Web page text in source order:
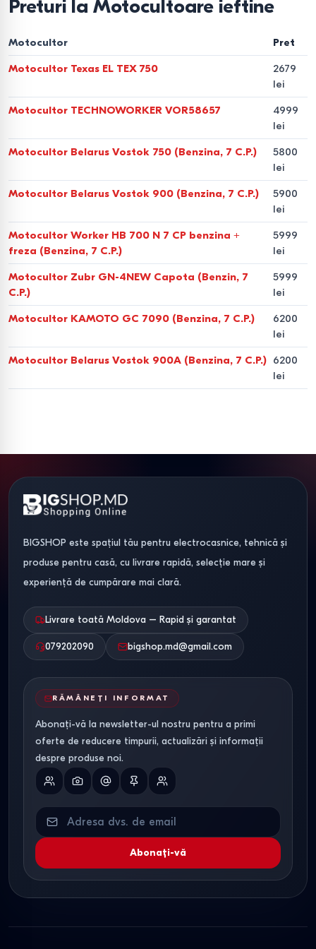
trepte de viteză, capabil să lucreze cu echipamente
încărcături.
Alegerea motoblocului în funcție
de suprafața terenului
compact și simplu de manevrat.
soluția optimă pentru lucrări regulate.
funcționare stabilă pe sol greu.
Tipuri de motoblocuri în
funcție de motor
Motocultoare pe benzină
Motoblocurile pe benzină sunt potrivite pentru
Motocultoare diesel
Motoblocurile diesel sunt alese pentru utilizare intensivă.
Datorită cuplului ridicat și greutății mai mari, acestea
mențin adâncimea de lucru și sunt potrivite pentru soluri
grele și terenuri virgine.
Comparație între utilaje după
parametrii principali
Parametru
Motocultor
pe benzină
Motocultor
diesel
Cultivator
electric
Putere
mediu
Greu, sol
Ușor
Suprafața
până la 20
20 ari și
Greutate
Mediu —
Mare —
stabilizează
Minimă
atașabile
extinsă
Preturi la Motocultoare ieftine
Motocultor Pret
Motocultor Texas EL TEX 750
2679
lei
Motocultor TECHNOWORKER VOR58657
4999
lei
Motocultor Belarus Vostok 750 (Benzina, 7 C.P.)
5800
lei
Motocultor Belarus Vostok 900 (Benzina, 7 C.P.)
5900
lei
Motocultor Worker HB 700 N 7 CP benzina +
freza (Benzina, 7 C.P.)
5999
lei
Motocultor Zubr GN-4NEW Capota (Benzin, 7
C.P.)
5999
lei
Motocultor KAMOTO GC 7090 (Benzina, 7 C.P.)
6200
lei
Motocultor Belarus Vostok 900A (Benzina, 7 C.P.) 6200
lei
BIGSHOP este spațiul tău pentru electrocasnice, tehnică și
produse pentru casă, cu livrare rapidă, selecție mare și
experiență de cumpărare mai clară.
Livrare toată Moldova – Rapid și garantat
079202090 bigshop.md@gmail.com
RĂMÂNEȚI INFORMAT
Abonați-vă la newsletter-ul nostru pentru a primi
oferte de reducere timpurii, actualizări și informații
despre produse noi.
Abonați-vă